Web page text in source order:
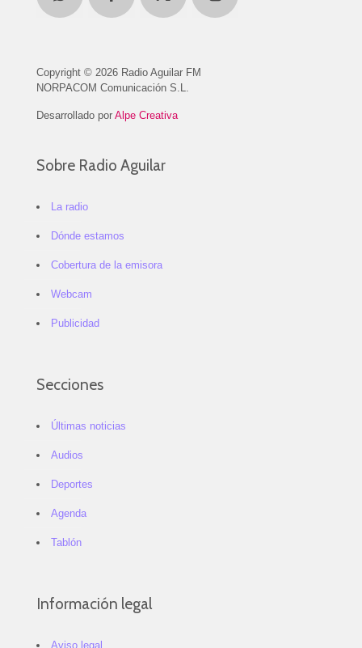
Copyright © 2026 Radio Aguilar FM
NORPACOM Comunicación S.L.
Desarrollado por Alpe Creativa
Sobre Radio Aguilar
La radio
Dónde estamos
Cobertura de la emisora
Webcam
Publicidad
Secciones
Últimas noticias
Audios
Deportes
Agenda
Tablón
Información legal
Aviso legal